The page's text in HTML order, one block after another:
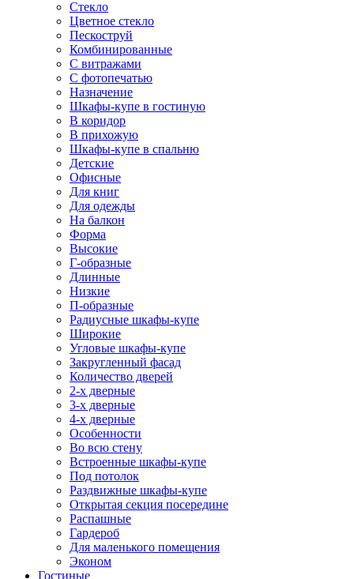
Стекло
Цветное стекло
Пескоструй
Комбинированные
С витражами
С фотопечатью
Назначение
Шкафы-купе в гостиную
В коридор
В прихожую
Шкафы-купе в спальню
Детские
Офисные
Для книг
Для одежды
На балкон
Форма
Высокие
Г-образные
Длинные
Низкие
П-образные
Радиусные шкафы-купе
Широкие
Угловые шкафы-купе
Закругленный фасад
Количество дверей
2-х дверные
3-х дверные
4-х дверные
Особенности
Во всю стену
Встроенные шкафы-купе
Под потолок
Раздвижные шкафы-купе
Открытая секция посередине
Распашные
Гардероб
Для маленького помещения
Эконом
Гостиные